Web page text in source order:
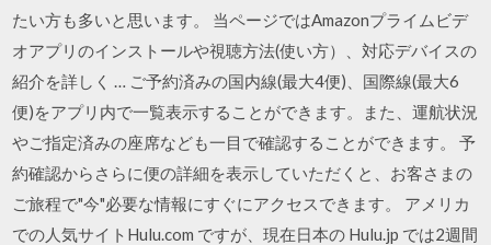
たい方も多いと思います。 当ページではAmazonプライムビデ
オアプリのインストールや視聴方法(使い方）、対応デバイスの
紹介を詳しく … ご予約済みの国内線(最大4便)、国際線(最大6
便)をアプリ内で一覧表示することができます。また、運航状況
やご指定済みの座席なども一目で確認することができます。 予
約確認からさらに便の詳細を表示していただくと、お客さまの
ご旅程で"今"必要な情報にすぐにアクセスできます。 アメリカ
での人気サイトHulu.com ですが、現在日本の Hulu.jp では2週間